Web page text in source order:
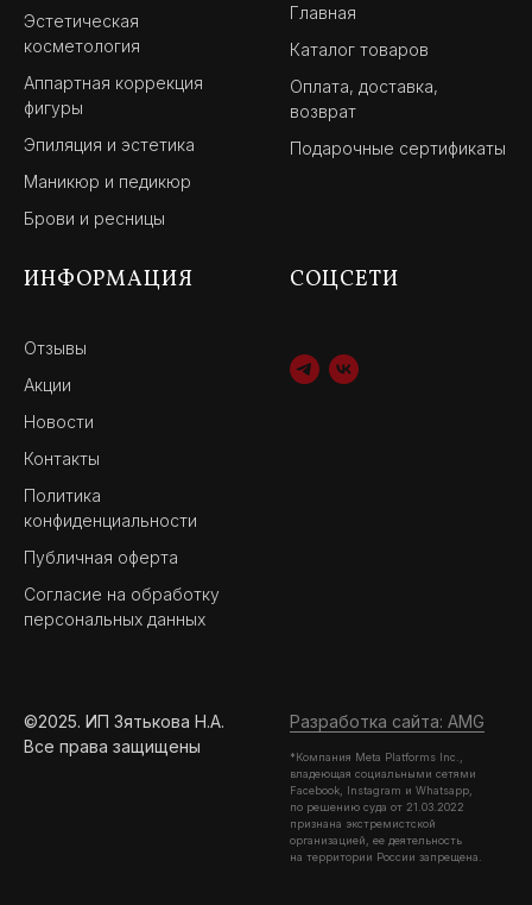
Эстетическая
косметология
Аппартная коррекция
фигуры
Эпиляция и эстетика
Маникюр и педикюр
Брови и ресницы
Главная
Каталог товаров
Оплата, доставка,
возврат
Подарочные сертификаты
ИНФОРМАЦИЯ
Отзывы
Акции
Новости
Контакты
Политика
конфиденциальности
Публичная оферта
Согласие на обработку
персональных данных
СОЦСЕТИ
©2025. ИП Зятькова Н.А.
Все права защищены
Разработка сайта: AMG
*Компания Meta Platforms Inc.,
владеющая социальными сетями
Facebook, Instagram и Whatsapp,
по решению суда от 21.03.2022
признана экстремистской
организацией, ее деятельность
на территории России запрещена.